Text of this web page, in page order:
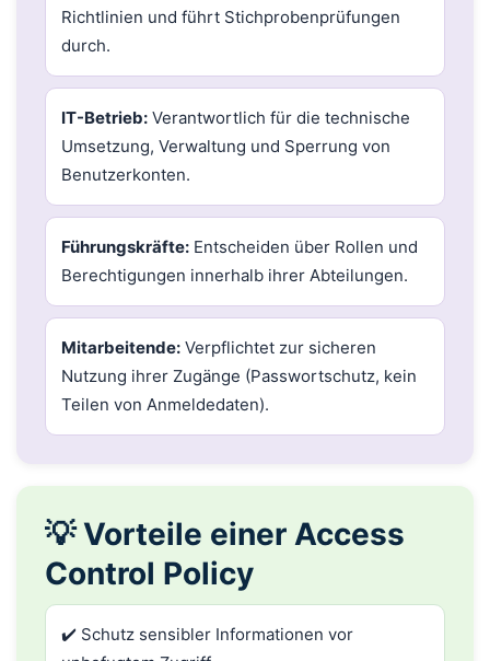
Richtlinien und führt Stichprobenprüfungen
durch.
IT-Betrieb: Verantwortlich für die technische
Umsetzung, Verwaltung und Sperrung von
Benutzerkonten.
Führungskräfte: Entscheiden über Rollen und
Berechtigungen innerhalb ihrer Abteilungen.
Mitarbeitende: Verpflichtet zur sicheren
Nutzung ihrer Zugänge (Passwortschutz, kein
Teilen von Anmeldedaten).
💡 Vorteile einer Access
Control Policy
✔️ Schutz sensibler Informationen vor